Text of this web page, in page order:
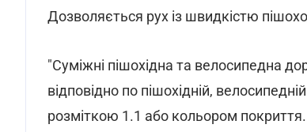
Дозволяється рух із швидкістю
"Суміжні пішохідна та велосипедна
відповідно по пішохідній,
розміткою 1.1 або кольором